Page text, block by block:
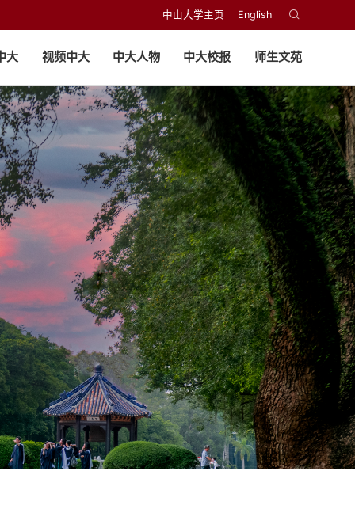
中山大学主页 English
大 视频中大 中大人物 中大校报 师生文苑